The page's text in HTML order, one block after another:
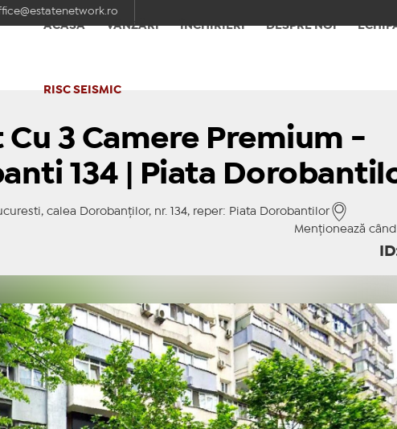
ACASĂ
VÂNZĂRI ÎNCHIRIERI DESPRE NOI
RISC SEISMIC
3 Camere Premium -
134 | Piata
calea Dorobanţilor, nr. 134, reper: Piata Dorobantilor
Menționează